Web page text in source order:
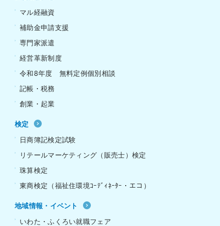
マル経融資
補助金申請支援
専門家派遣
経営革新制度
令和8年度 無料定例個別相談
記帳・税務
創業・起業
検定
日商簿記検定試験
リテールマーケティング（販売士）検定
珠算検定
東商検定（福祉住環境ｺｰﾃﾞｨﾈｰﾀｰ・エコ）
地域情報・イベント
いわた・ふくろい就職フェア